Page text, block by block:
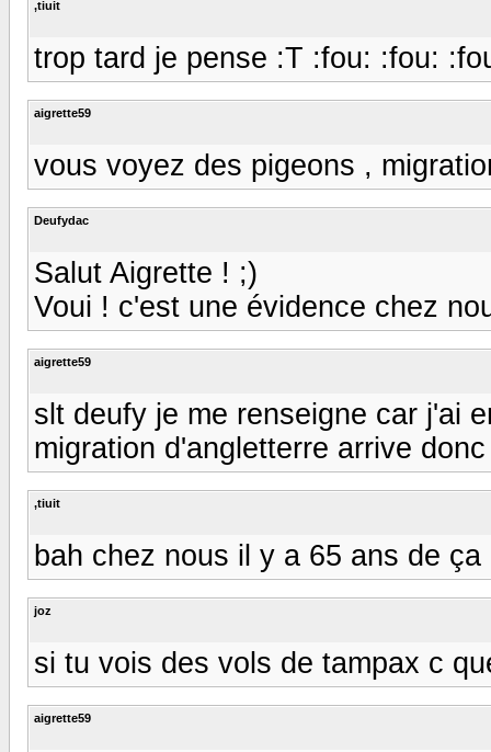
,tiuit
trop tard je pense :T :fou: :fou:
aigrette59
vous voyez des pigeons ,
Deufydac
Salut Aigrette ! ;)
Voui ! c'est une évidence chez
aigrette59
slt deufy je me renseigne car j'ai
migration d'angletterre arrive
,tiuit
bah chez nous il y a 65 ans de
joz
si tu vois des vols de tampax c
aigrette59